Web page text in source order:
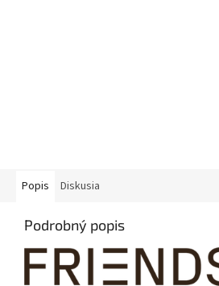
Popis Diskusia
Podrobný popis